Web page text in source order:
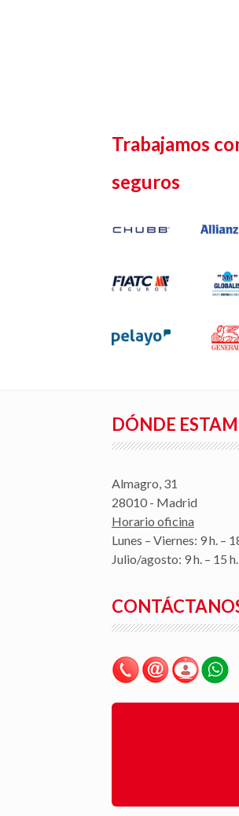
Trabajamos
seguros
DÓNDE
Almagro, 31
28010 - Madrid
Horario oficina
Lunes – Viernes: 9 h. –
Julio/agosto: 9 h. – 15 h.